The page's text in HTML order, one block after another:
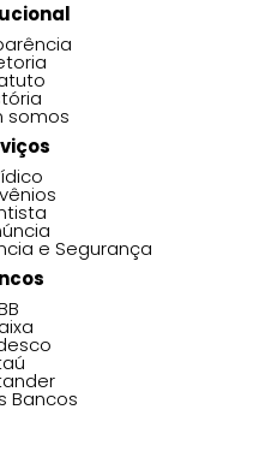
somos
e Segurança
Bancos